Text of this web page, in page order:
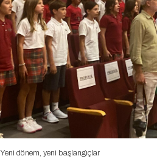
Yeni dönem, yeni başlangıçlar